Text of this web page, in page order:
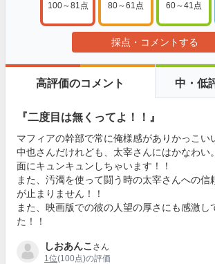
100～81点 80～61点 60～41点
採点・コメントする
高評価のコメント 中・低
『二度目は無くってよ！！』
マフィアの幹部で常に俺様感がありかっこい
中也さんだけれども、太宰さんにはかなわい
面にキュンキュンしちゃいます！！
また、汚濁を使って闘う時の太宰さんへの信
が止まりません！！
また、映画版での彼の人望の厚さにも感激し
た！！
しおあんこ さん
1位(100点)の評価